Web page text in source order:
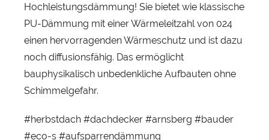
r
b
s
t
Hochleistungsdämmung! Sie bietet wie klassische
PU-Dämmung mit einer Wärmeleitzahl von 024
einen hervorragenden Wärmeschutz und ist dazu
noch diffusionsfähig. Das ermöglicht
bauphysikalisch unbedenkliche Aufbauten ohne
Schimmelgefahr.
#herbstdach #dachdecker #arnsberg #bauder
#eco-s #aufsparrendämmung